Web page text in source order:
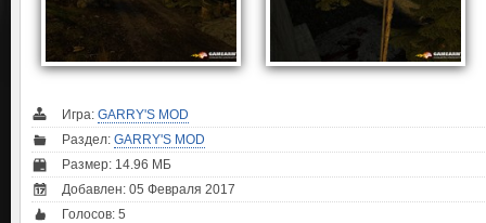
Игра: GARRY'S MOD
Раздел: GARRY'S MOD
Размер: 14.96 МБ
Добавлен: 05 Февраля 2017
Голосов: 5